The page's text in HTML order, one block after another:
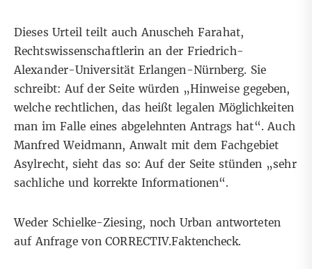
Dieses Urteil teilt auch Anuscheh Farahat,
Rechtswissenschaftlerin an der Friedrich-
Alexander-Universität Erlangen-Nürnberg. Sie
schreibt: Auf der Seite würden „Hinweise gegeben,
welche rechtlichen, das heißt legalen Möglichkeiten
man im Falle eines abgelehnten Antrags hat“. Auch
Manfred Weidmann, Anwalt mit dem Fachgebiet
Asylrecht, sieht das so: Auf der Seite stünden „sehr
sachliche und korrekte Informationen“.
Weder Schielke-Ziesing, noch Urban antworteten
auf Anfrage von CORRECTIV.Faktencheck.